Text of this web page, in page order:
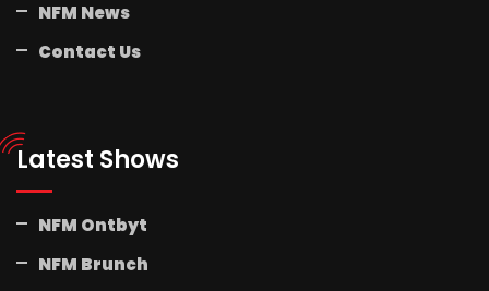
NFM News
Contact Us
Latest Shows
NFM Ontbyt
NFM Brunch